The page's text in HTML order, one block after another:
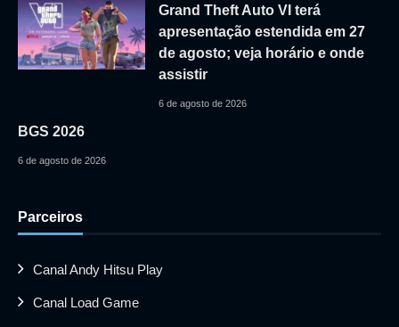
Grand Theft Auto VI terá
apresentação estendida em 27
de agosto; veja horário e onde
assistir
6 de agosto de 2026
BGS 2026
6 de agosto de 2026
Parceiros
Canal Andy Hitsu Play
Canal Load Game